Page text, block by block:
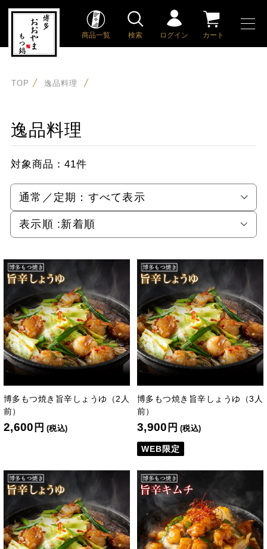
商品一覧 検索 ログイン カート
TOP 逸品料理
逸品料理
対象商品： 41件
通常／定期： すべて表示
表示順 :新着順
博多もつ焼き旨辛しょうゆ（2人
前）
2,600 円 (税込)
博多もつ焼き旨辛しょうゆ（3人
前）
3,900 円 (税込)
WEB限定